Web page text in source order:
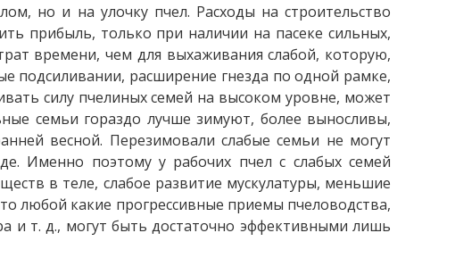
но и на улочку пчел. Расходы на строительство
прибыль, только при наличии на пасеке сильных,
времени, чем для выхаживания слабой, которую,
подсиливании, расширение гнезда по одной рамке,
силу пчелиных семей на высоком уровне, может
семьи гораздо лучше зимуют, более выносливы,
весной. Перезимовали слабые семьи не могут
Именно поэтому у рабочих пчел с слабых семей
в теле, слабое развитие мускулатуры, меньшие
любой какие прогрессивные приемы пчеловодства,
и т. д., могут быть достаточно эффективными лишь